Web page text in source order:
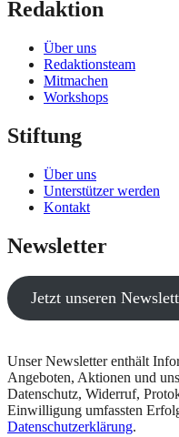
Redaktion
Über uns
Redaktionsteam
Mitmachen
Workshops
Stiftung
Über uns
Unterstützer werden
Kontakt
Newsletter
Jetzt unseren
Unser Newsletter enthält
Angeboten, Aktionen und
Datenschutz, Widerruf,
Einwilligung umfassten
Datenschutzerklärung.